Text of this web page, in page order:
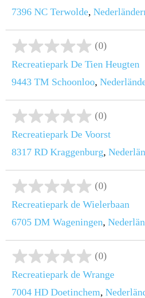
7396 NC Terwolde,
(0)
Recreatiepark De Tien Heugten
9443 TM Schoonloo,
(0)
Recreatiepark De Voorst
8317 RD Kraggenburg,
(0)
Recreatiepark de Wielerbaan
6705 DM Wageningen,
(0)
Recreatiepark de Wrange
7004 HD Doetinchem,